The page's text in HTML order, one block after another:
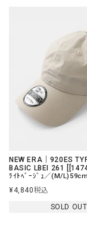
NEW ERA｜920ES
BASIC LBEI 261
ﾗｲﾄﾍﾞｰｼﾞｭ／(M/L)59cm
¥4,840税込
SOLD OUT